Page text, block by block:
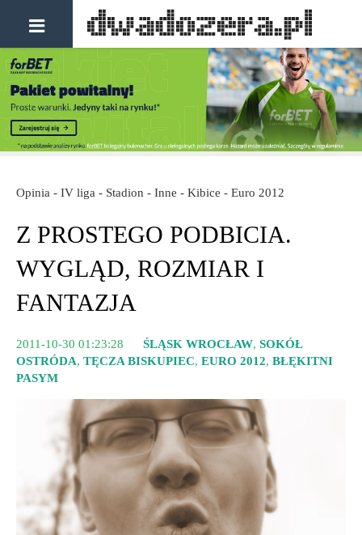
Opinia - IV liga - Stadion - Inne - Kibice - Euro 2012
Z PROSTEGO PODBICIA.
WYGLĄD, ROZMIAR I
FANTAZJA
2011-10-30 01:23:28 ŚLĄSK WROCŁAW, SOKÓŁ
OSTRÓDA, TĘCZA BISKUPIEC, EURO 2012, BŁĘKITNI
PASYM